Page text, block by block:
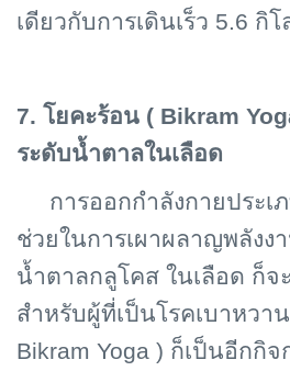
เดียวกับการเดินเร็ว 5.6 กิ
7. โยคะร้อน ( Bikram
ระดับน้ำตาลในเลือด
การออกกำลังกายประเ
ช่วยในการเผาผลาญพลังง
น้ำตาลกลูโคส ในเลือด ก็จ
สำหรับผู้ที่เป็นโรคเบาหวา
Bikram Yoga ) ก็เป็นอีกกิ